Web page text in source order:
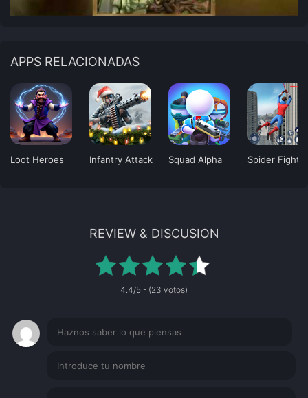
APPS RELACIONADAS
Loot Heroes Infantry Attack Squad Alpha Spider
REVIEW & DISCUSION
4.4/5 - (23 votos)